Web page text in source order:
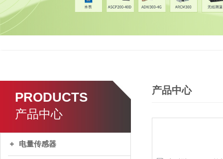
PRODUCTS
产品中心
电量传感器
产品中心